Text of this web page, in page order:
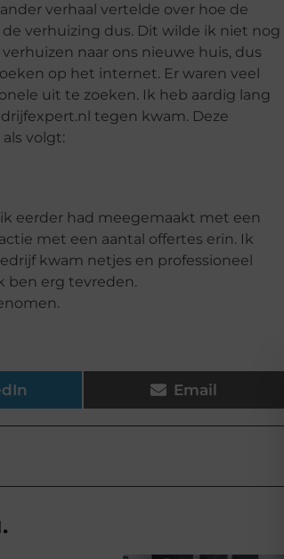
verhaal vertelde over hoe de
verhuizing dus. Dit wilde ik niet nog
naar ons nieuwe huis, dus
op het internet. Er waren veel
uit te zoeken. Ik heb aardig lang
tegen kwam. Deze
volgt:
eerder had meegemaakt met een
met een aantal offertes erin. Ik
kwam netjes en professioneel
ben erg tevreden.
Email